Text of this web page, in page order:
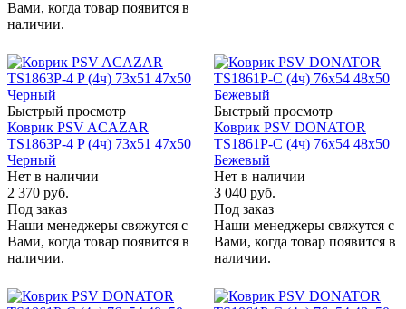
Вами, когда товар появится в
наличии.
Быстрый просмотр
Коврик PSV ACAZAR
TS1863P-4 P (4ч) 73x51 47х50
Черный
Нет в наличии
2 370 руб.
Под заказ
Наши менеджеры свяжутся с
Вами, когда товар появится в
наличии.
Быстрый просмотр
Коврик PSV DONATOR
TS1861P-C (4ч) 76х54 48x50
Бежевый
Нет в наличии
3 040 руб.
Под заказ
Наши менеджеры свяжутся с
Вами, когда товар появится в
наличии.